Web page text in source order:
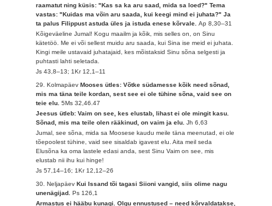
raamatut ning küsis: "Kas sa ka aru saad, mida sa loed?" Tema
vastas: "Kuidas ma võin aru saada, kui keegi mind ei juhata?" Ja
ta palus Filippust astuda üles ja istuda enese kõrvale.Ap 8,30–31
Kõigeväeline Jumal! Kogu maailm ja kõik, mis selles on, on Sinu
kätetöö. Me ei või sellest muidu aru saada, kui Sina ise meid ei juhata.
Kingi meile ustavaid juhatajaid, kes mõistaksid Sinu sõna selgesti ja
puhtasti lahti seletada.
Js 43,8–13; 1Kr 12,1–11
29. KolmapäevMooses ütles: Võtke südamesse kõik need sõnad,
mis ma täna teile kordan, sest see ei ole tühine sõna, vaid see on
teie elu.5Ms 32,46.47
Jeesus ütleb: Vaim on see, kes elustab, lihast ei ole mingit kasu.
Sõnad, mis ma teile olen rääkinud, on vaim ja elu.Jh 6,63
Jumal, see sõna, mida sa Moosese kaudu meile täna meenutad, ei ole
tõepoolest tühine, vaid see sisaldab igavest elu. Aita meil seda
Elusõna ka oma lastele edasi anda, sest Sinu Vaim on see, mis
elustab nii ihu kui hinge!
Js 57,14–16; 1Kr 12,12–26
30. NeljapäevKui Issand tõi tagasi Siioni vangid, siis olime nagu
unenägijad.Ps 126,1
Armastus ei hääbu kunagi. Olgu ennustused – need kõrvaldatakse,